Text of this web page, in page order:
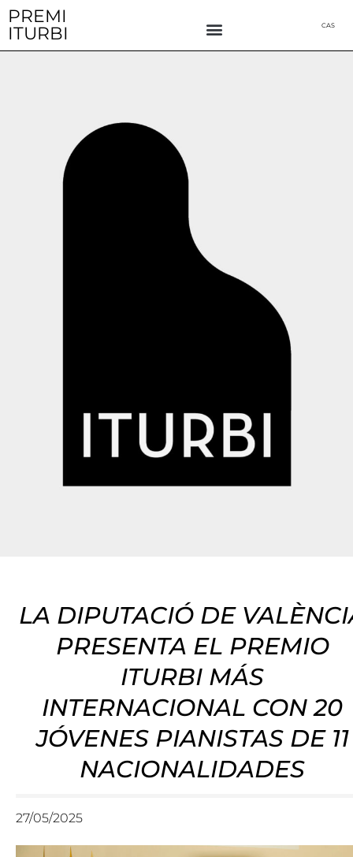
contenido
PREMI
ITURBI
CAS
LA DIPUTACIÓ DE
PRESENTA EL PREMIO
ITURBI MÁS
INTERNACIONAL CON 20
JÓVENES PIANISTAS DE 11
NACIONALIDADES
27/05/2025